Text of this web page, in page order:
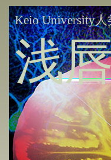
Keio University
浅